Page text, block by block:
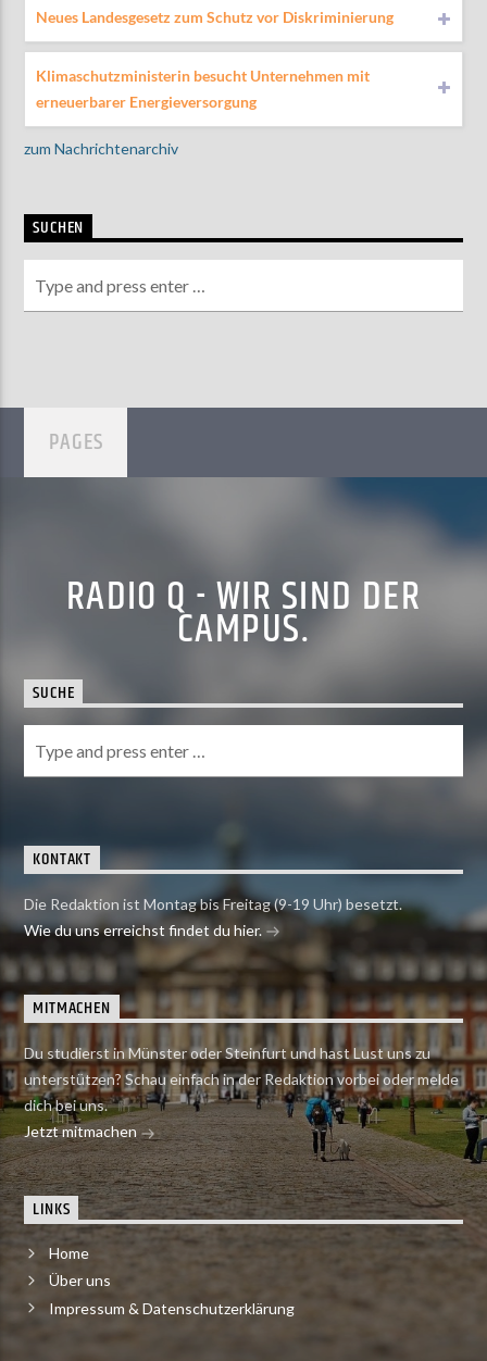
Neues Landesgesetz zum Schutz vor Diskriminierung
Klimaschutzministerin besucht Unternehmen mit
erneuerbarer Energieversorgung
zum Nachrichtenarchiv
SUCHEN
PAGES
RADIO Q - WIR SIND DER
CAMPUS.
SUCHE
KONTAKT
Die Redaktion ist Montag bis Freitag (9-19 Uhr) besetzt.
Wie du uns erreichst findet du hier.
MITMACHEN
Du studierst in Münster oder Steinfurt und hast Lust uns zu
unterstützen? Schau einfach in der Redaktion vorbei oder melde
dich bei uns.
Jetzt mitmachen
LINKS
Home
Über uns
Impressum & Datenschutzerklärung